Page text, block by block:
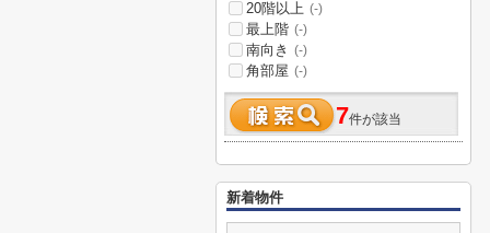
20階以上 (-)
最上階 (-)
南向き (-)
角部屋 (-)
7件が該当
新着物件